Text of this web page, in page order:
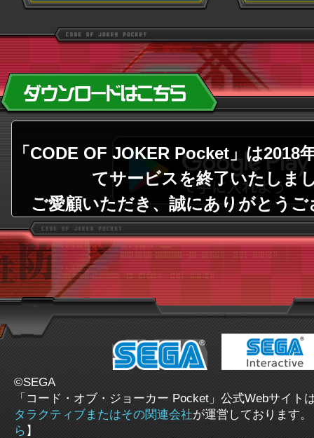
「CODE OF JOKER Pocket」は2018
てサービスを終了いたしま
ご愛顧いただき、誠にありがとう
©SEGA
「コード・オブ・ジョーカー Pocket」公式Webサイト
タラクティブまたはその関連会社が運営しております
ら 】